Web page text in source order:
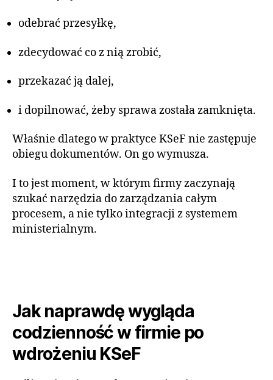
odebrać przesyłkę,
zdecydować co z nią zrobić,
przekazać ją dalej,
i dopilnować, żeby sprawa została zamknięta.
Właśnie dlatego w praktyce KSeF nie zastępuje
obiegu dokumentów. On go wymusza.
I to jest moment, w którym firmy zaczynają
szukać narzędzia do zarządzania całym
procesem, a nie tylko integracji z systemem
ministerialnym.
Jak naprawdę wygląda
codzienność w firmie po
wdrożeniu KSeF